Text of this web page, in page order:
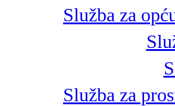
Služba za
Služba za